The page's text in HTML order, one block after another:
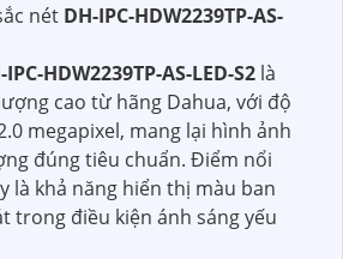
nét DH-IPC-HDW2239TP-AS-
IPC-HDW2239TP-AS-LED-S2 là
cao từ hãng Dahua, với độ
megapixel, mang lại hình ảnh
đúng tiêu chuẩn. Điểm nổi
là khả năng hiển thị màu ban
trong điều kiện ánh sáng yếu